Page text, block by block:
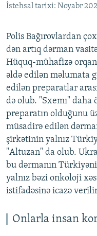
İstehsal tarixi: Noyabr
Polis Bağırovlardan
dən artıq dərman
Hüquq-mühafizə
əldə edilən məlumata
edilən preparatlar
də olub. "Sxemı" daha
preparatın olduğunu
müsadirə edilən
şirkətinin yalnız
"Altuzan" da olub.
bu dərmanın
yalnız bəzi onkoloji
istifadəsinə icazə
Onlarla insan